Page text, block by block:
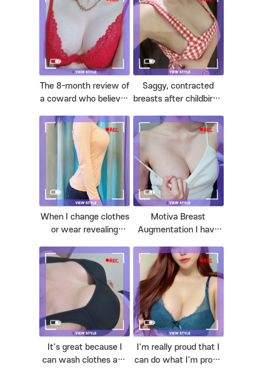
The 8-month review of
a coward who believed
specialist hospital and
operated on!
Saggy, contracted
breasts after childbirth,
volume and body
regained by breast
When I change clothes
or wear revealing
ask me, so I'm proud.
Motiva Breast
Augmentation I have
It's great because I
can wash clothes and
I'm really proud that I
can do what I'm proud